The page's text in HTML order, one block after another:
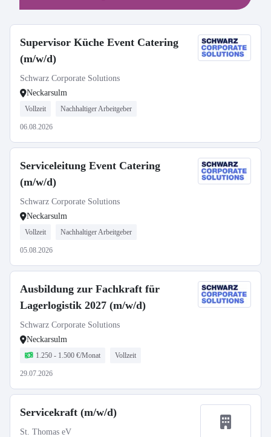
Supervisor Küche Event Catering
(m/w/d)
Schwarz Corporate Solutions
Neckarsulm
Vollzeit Nachhaltiger Arbeitgeber
06.08.2026
Serviceleitung Event Catering
(m/w/d)
Schwarz Corporate Solutions
Neckarsulm
Vollzeit Nachhaltiger Arbeitgeber
05.08.2026
Ausbildung zur Fachkraft für
Lagerlogistik 2027 (m/w/d)
Schwarz Corporate Solutions
Neckarsulm
1.250 - 1.500 €/Monat Vollzeit
29.07.2026
Servicekraft (m/w/d)
St. Thomas eV